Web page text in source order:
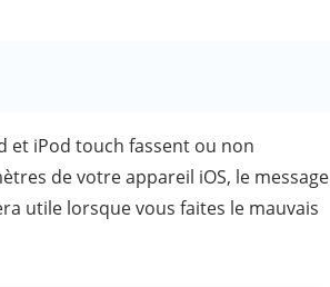
et iPod touch fassent ou non
de votre appareil iOS, le message
utile lorsque vous faites le mauvais